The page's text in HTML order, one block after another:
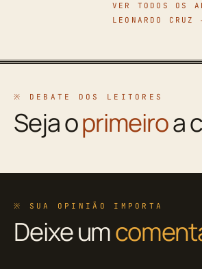
VER TODOS OS
LEONARDO CRUZ
※ DEBATE DOS LEITORES
Seja oprimeiroa
※ SUA OPINIÃO IMPORTA
Deixe um